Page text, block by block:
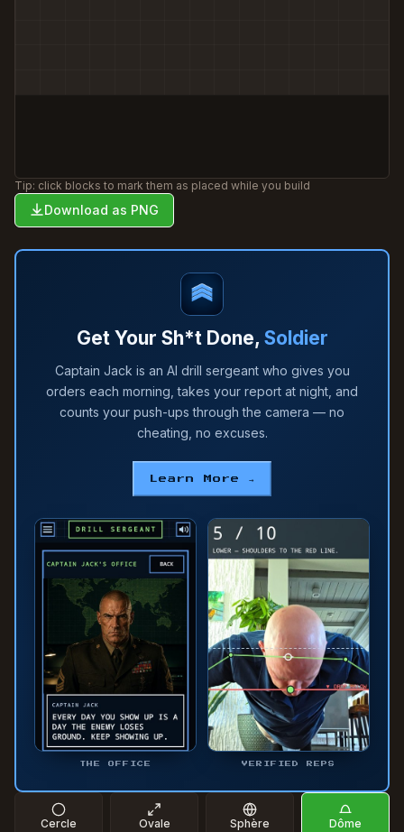
Tip: click blocks to mark them as placed while you build
Download as PNG
Get Your Sh*t Done, Soldier
Captain Jack is an AI drill sergeant who gives you
orders each morning, takes your report at night, and
counts your push-ups through the camera — no
cheating, no excuses.
Learn More →
THE OFFICE VERIFIED REPS
Cercle Ovale Sphère Dôme